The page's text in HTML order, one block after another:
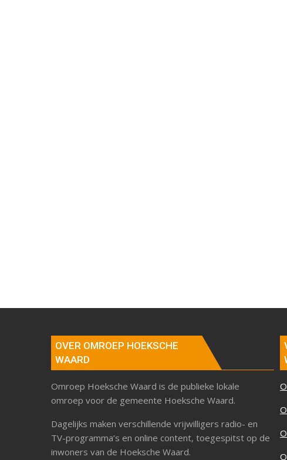
OVER OMROEP HOEKSCHE
WAARD
Omroep Hoeksche Waard is de publieke lokale
omroep voor de gemeente Hoeksche Waard.
Dagelijks maken verschillende vrijwilligers radio- en
TV-programma’s en online content, toegespitst op de
inwoners van de Hoeksche Waard.